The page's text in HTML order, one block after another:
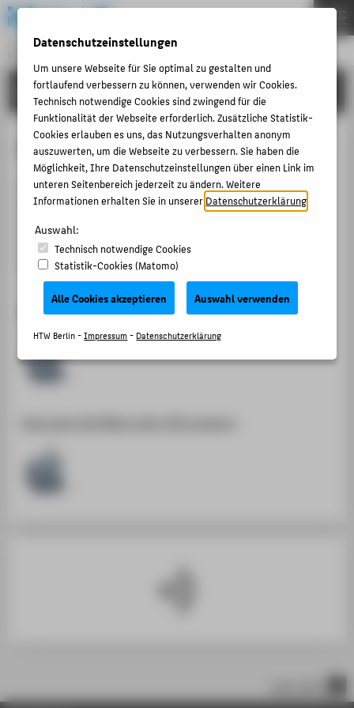
Zentraleinrichtung
Menu
ANLEITUNGEN
Easyroam unter iOS einrichten
Auf den folgenden Seiten finden Sie eine Anleitung zur
Ersteinrichtung von Easyroam unter iOS, sowie eine
Anleitung für die Erneurung eines bestehenden
Zertifikats, wenn Sie Easyroam bereits eingerichtet
haben.
Ersteinrichtung von Easyroam unter iOS
THEMEN
PORTFOLIO
ANLEITUNGEN
ACCOUNT-PORTAL
INTERN
KONTAKT
BELIEBTE SEITEN
DIGITALE DIENSTE
SERVICE
Datenschutzeinstellungen
Um unsere Webseite für Sie optimal zu gestalten und
fortlaufend verbessern zu können, verwenden wir Cookies.
Technisch notwendige Cookies sind zwingend für die
Funktionalität der Webseite erforderlich. Zusätzliche Statistik-
Cookies erlauben es uns, das Nutzungsverhalten anonym
auszuwerten, um die Webseite zu verbessern. Sie haben die
Möglichkeit, Ihre Datenschutzeinstellungen über einen Link im
unteren Seitenbereich jederzeit zu ändern. Weitere
Informationen erhalten Sie in unsererDatenschutzerklärung
Auswahl:
Technisch notwendige Cookies
Statistik-Cookies (Matomo)
Alle Cookies akzeptieren Auswahl verwenden
HTW Berlin -Impressum- Datenschutzerklärung